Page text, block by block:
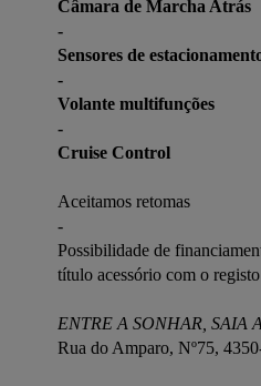
Câmara de Marcha Atrás
-
Sensores de
-
Volante multifunções
-
Cruise Control
Aceitamos retomas
-
Possibilidade de
título acessório com o
ENTRE A SONHAR, SAIA
Rua do Amparo, Nº75,